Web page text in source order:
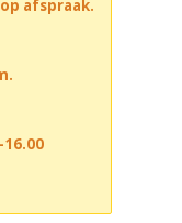
afspraak.